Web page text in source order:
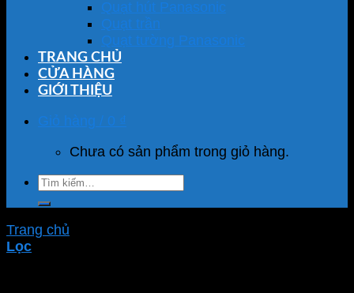
Quạt hút Panasonic
Quạt trần
Quạt tường Panasonic
TRANG CHỦ
CỬA HÀNG
GIỚI THIỆU
Giỏ hàng / 0 ₫
Chưa có sản phẩm trong giỏ hàng.
Tìm
kiếm:
Trang chủ
Lọc